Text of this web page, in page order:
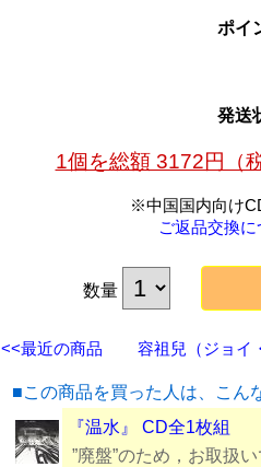
ポイ
発送
1個を総額 3172円（
※中国国内向け
ご返品交換
数量
<<最近の商品 容祖兒（ジョイ
■この商品を買った人は、こん
『温水』 CD全1枚組
”廃盤”のため，お取扱